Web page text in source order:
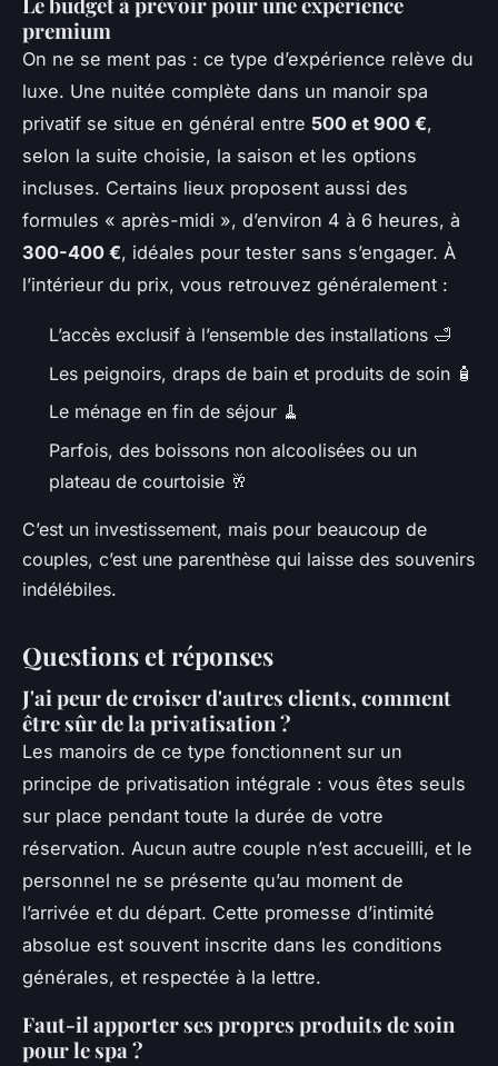
premium
On ne se ment pas : ce type d’expérience relève du
luxe. Une nuitée complète dans un manoir spa
privatif se situe en général entre 500 et 900 €,
selon la suite choisie, la saison et les options
incluses. Certains lieux proposent aussi des
formules « après-midi », d’environ 4 à 6 heures, à
300-400 €, idéales pour tester sans s’engager. À
l’intérieur du prix, vous retrouvez généralement :
L’accès exclusif à l’ensemble des installations 🛁
Les peignoirs, draps de bain et produits de soin 🧴
Le ménage en fin de séjour 🧹
Parfois, des boissons non alcoolisées ou un
plateau de courtoisie 🥂
C’est un investissement, mais pour beaucoup de
couples, c’est une parenthèse qui laisse des souvenirs
indélébiles.
Questions et réponses
J'ai peur de croiser d'autres clients, comment
être sûr de la privatisation ?
Les manoirs de ce type fonctionnent sur un
principe de privatisation intégrale : vous êtes seuls
sur place pendant toute la durée de votre
réservation. Aucun autre couple n’est accueilli, et le
personnel ne se présente qu’au moment de
l’arrivée et du départ. Cette promesse d’intimité
absolue est souvent inscrite dans les conditions
générales, et respectée à la lettre.
Faut-il apporter ses propres produits de soin
pour le spa ?